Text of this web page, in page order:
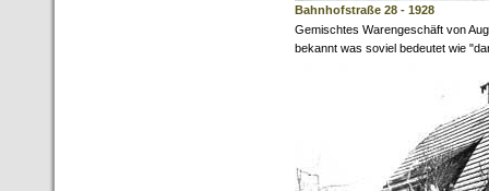
Bahnhofstraße 28 - 1928
Gemischtes Warengeschäft von
bekannt was soviel bedeutet wie